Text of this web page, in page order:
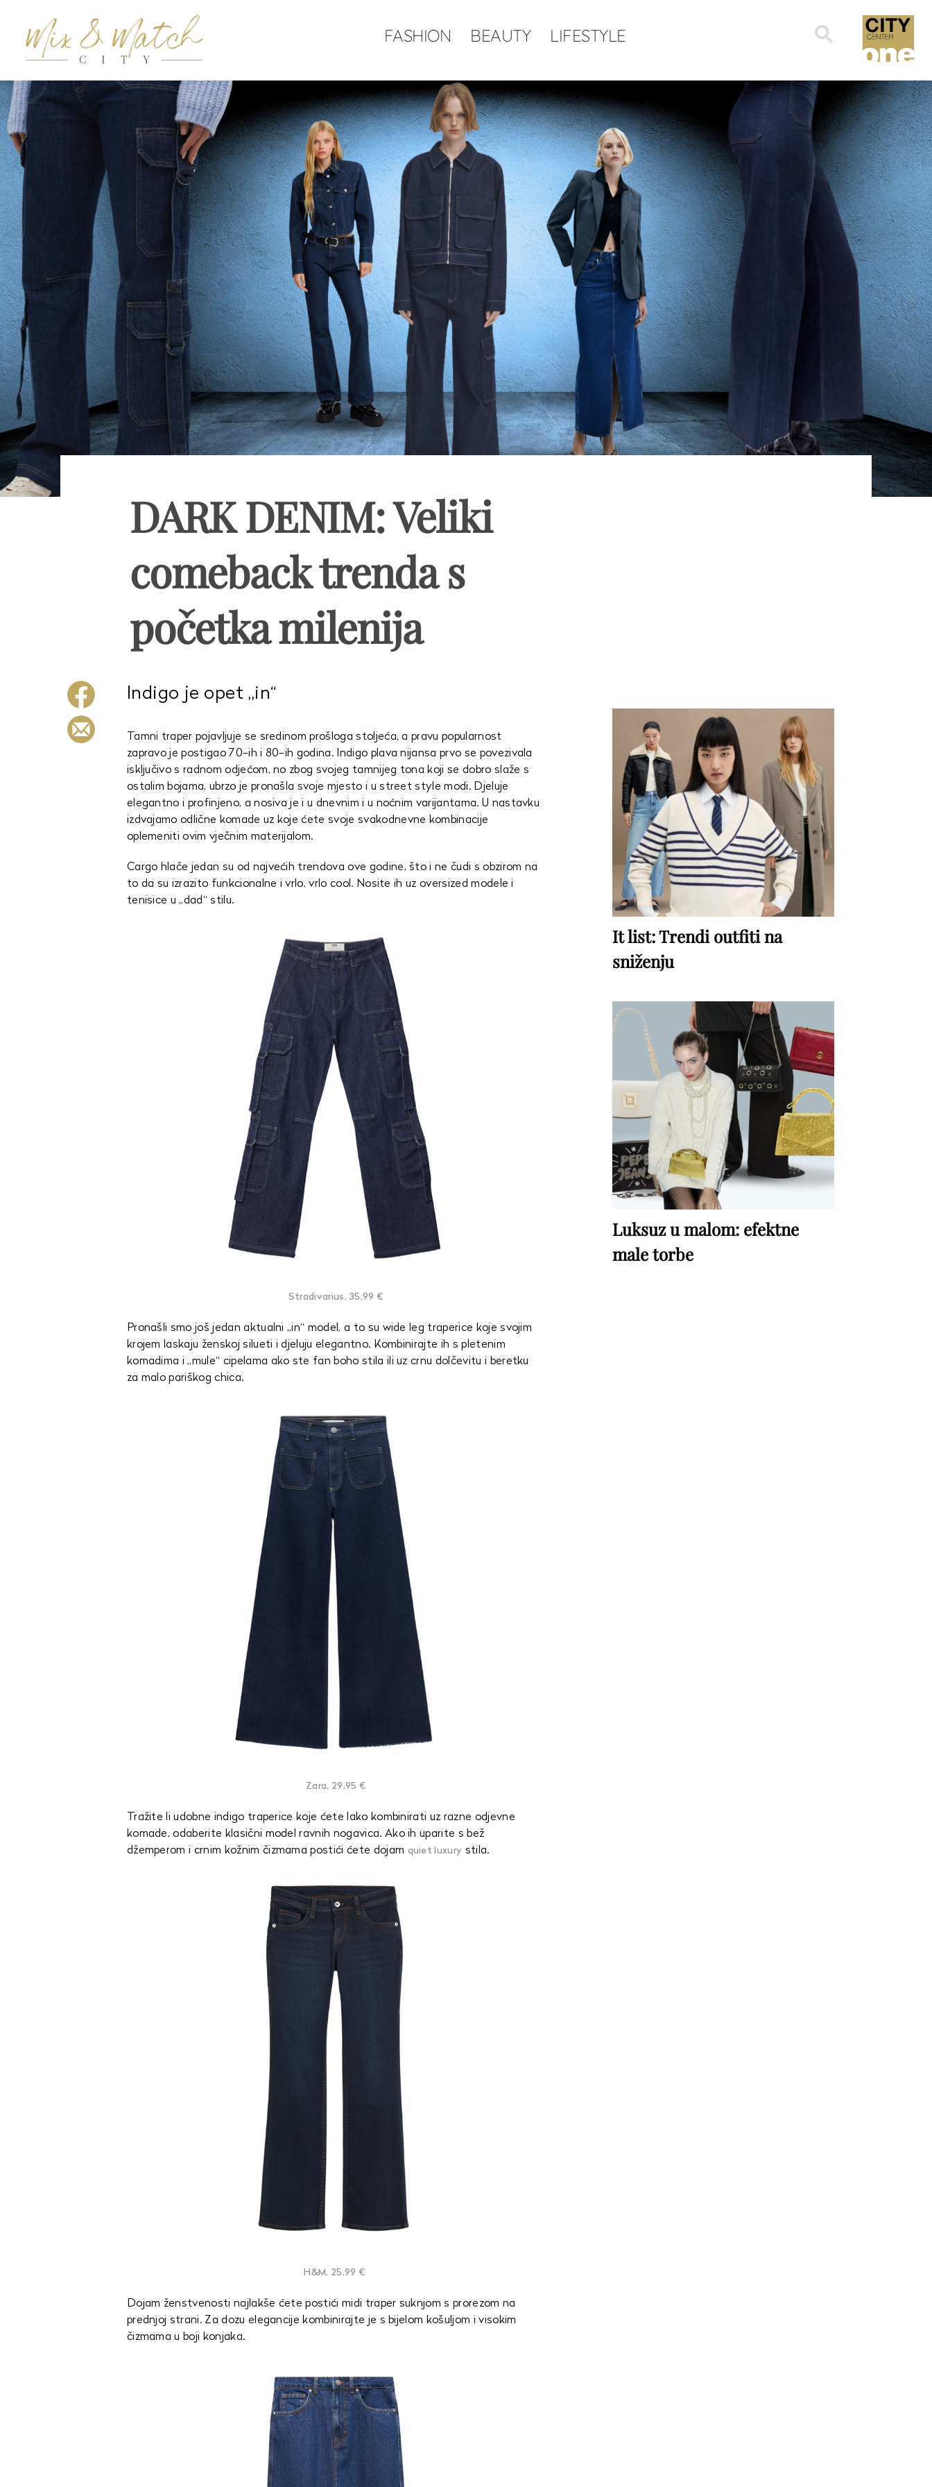
Search
for:
FASHION BEAUTY LIFESTYLE
DARK DENIM: Veliki
comeback trenda s
početka milenija
Indigo je opet „in“
Tamni traper pojavljuje se sredinom prošloga stoljeća, a pravu popularnost
zapravo je postigao 70-ih i 80-ih godina. Indigo plava nijansa prvo se povezivala
isključivo s radnom odjećom, no zbog svojeg tamnijeg tona koji se dobro slaže s
ostalim bojama, ubrzo je pronašla svoje mjesto i u street style modi. Djeluje
elegantno i profinjeno, a nosiva je i u dnevnim i u noćnim varijantama. U nastavku
izdvajamo odlične komade uz koje ćete svoje svakodnevne kombinacije
oplemeniti ovim vječnim materijalom.
Cargo hlače jedan su od najvećih trendova ove godine, što i ne čudi s obzirom na
to da su izrazito funkcionalne i vrlo, vrlo cool. Nosite ih uz oversized modele i
tenisice u „dad“ stilu.
Stradivarius, 35,99 €
Pronašli smo još jedan aktualni „in“ model, a to su wide leg traperice koje svojim
krojem laskaju ženskoj silueti i djeluju elegantno. Kombinirajte ih s pletenim
komadima i „mule“ cipelama ako ste fan boho stila ili uz crnu dolčevitu i beretku
za malo pariškog chica.
Zara, 29,95 €
Tražite li udobne indigo traperice koje ćete lako kombinirati uz razne odjevne
komade, odaberite klasični model ravnih nogavica. Ako ih uparite s bež
džemperom i crnim kožnim čizmama postići ćete dojam quiet luxury stila.
H&M, 25,99 €
Dojam ženstvenosti najlakše ćete postići midi traper suknjom s prorezom na
prednjoj strani. Za dozu elegancije kombinirajte je s bijelom košuljom i visokim
čizmama u boji konjaka.
It list: Trendi outfiti na
sniženju
Luksuz u malom: efektne
male torbe